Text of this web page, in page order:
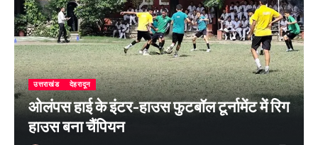
उत्तराखंड देहरादून
ओलंपस हाई के इंटर-हाउस फुटबॉल टूर्नामेंट में रिग
हाउस बना चैंपियन